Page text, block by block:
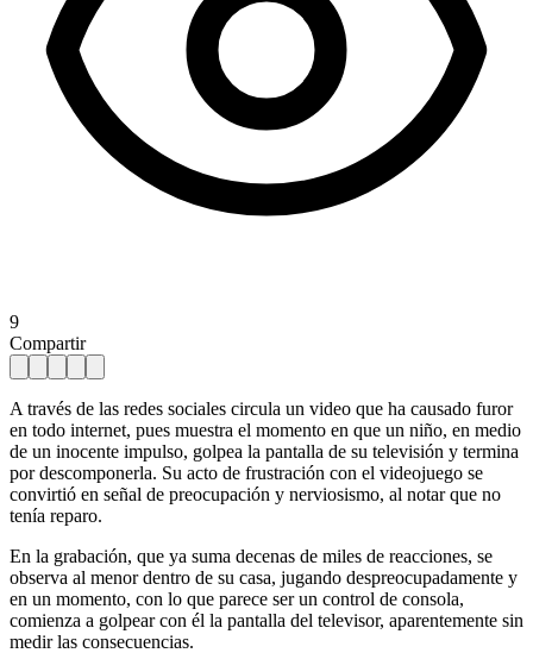
9
Compartir
A través de las redes sociales circula un video que ha causado furor
en todo internet, pues muestra el momento en que un niño, en medio
de un inocente impulso, golpea la pantalla de su televisión y termina
por descomponerla. Su acto de frustración con el videojuego se
convirtió en señal de preocupación y nerviosismo, al notar que no
tenía reparo.
En la grabación, que ya suma decenas de miles de reacciones, se
observa al menor dentro de su casa, jugando despreocupadamente y
en un momento, con lo que parece ser un control de consola,
comienza a golpear con él la pantalla del televisor, aparentemente sin
medir las consecuencias.